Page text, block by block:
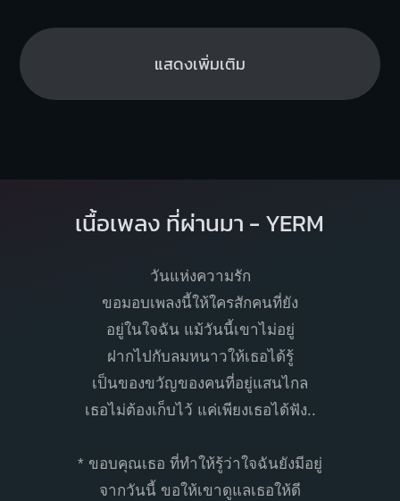
แสดงเพิ่มเติม
เนื้อเพลง ที่ผ่านมา - YERM
วันแห่งความรัก
ขอมอบเพลงนี้ให้ใครสักคนที่ยัง
อยู่ในใจฉัน แม้วันนี้เขาไม่อยู่
ฝากไปกับลมหนาวให้เธอได้รู้
เป็นของขวัญของคนที่อยู่แสนไกล
เธอไม่ต้องเก็บไว้ แค่เพียงเธอได้ฟัง..
* ขอบคุณเธอ ที่ทำให้รู้ว่าใจฉันยังมีอยู่
จากวันนี้ ขอให้เขาดูแลเธอให้ดี